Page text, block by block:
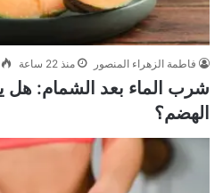
فاطمة الزهراء المنصور منذ 22 ساعة
شرب الماء بعد الشمام:
الهضم؟